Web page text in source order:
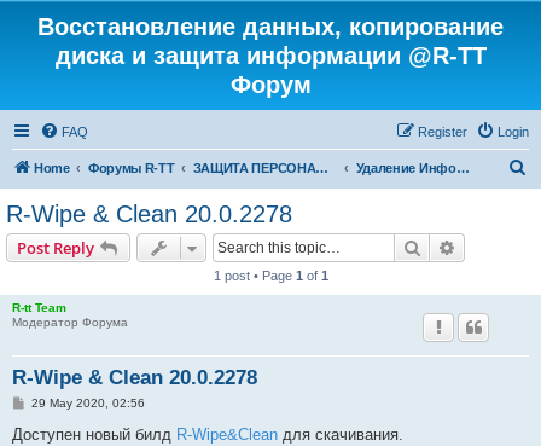
Восстановление данных, копирование
диска и защита информации @R-TT
Форум
FAQ Login
Register
Home Форумы R-TT ЗАЩИТА ПЕРСОНАЛЬНЫХ ДАННЫХ И БЕЗОПАСНОСТЬ Удаление Информации с Диска
R-Wipe & Clean 20.0.2278
Post Reply Search
1 post • Page 1 of 1
R-tt Team
Модератор Форума
R-Wipe & Clean 20.0.2278
P
s
29 May 2020, 02:56
Доступен новый билд R-Wipe&Clean для скачивания.